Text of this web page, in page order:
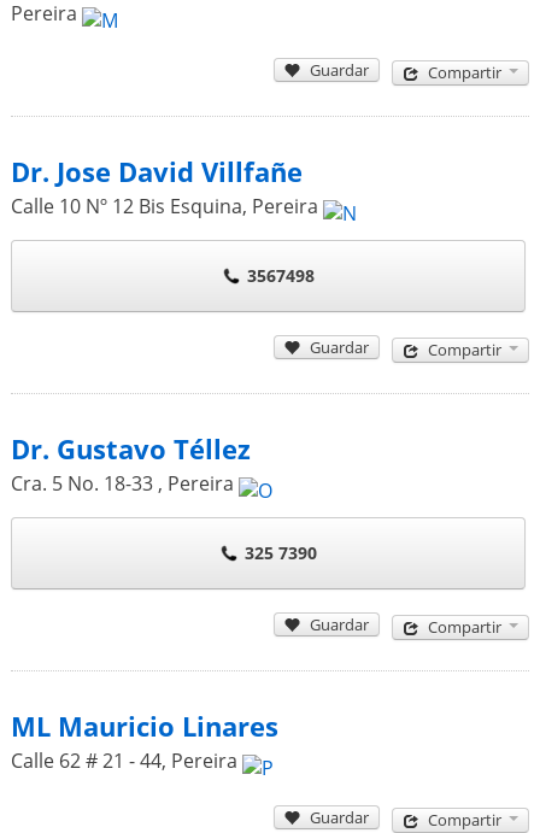
Pereira
Guardar Compartir
Dr. Jose David Villfañe
Calle 10 Nº 12 Bis Esquina, Pereira
3567498
Guardar Compartir
Dr. Gustavo Téllez
Cra. 5 No. 18-33 , Pereira
325 7390
Guardar Compartir
ML Mauricio Linares
Calle 62 # 21 - 44, Pereira
Guardar Compartir